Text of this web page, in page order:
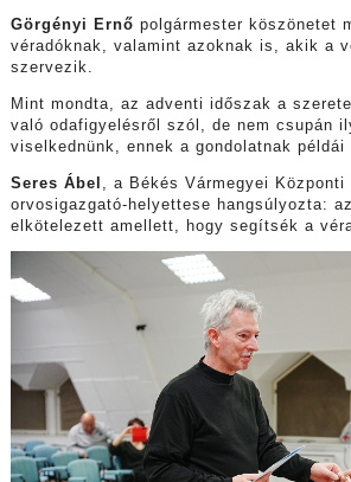
Görgényi Ernő polgármester köszönetet
véradóknak, valamint azoknak is, akik a
szervezik.
Mint mondta, az adventi időszak a
való odafigyelésről szól, de nem csupán
viselkednünk, ennek a gondolatnak példái
Seres Ábel
, a Békés Vármegyei Központi
orvosigazgató-helyettese hangsúlyozta:
elkötelezett amellett, hogy segítsék a